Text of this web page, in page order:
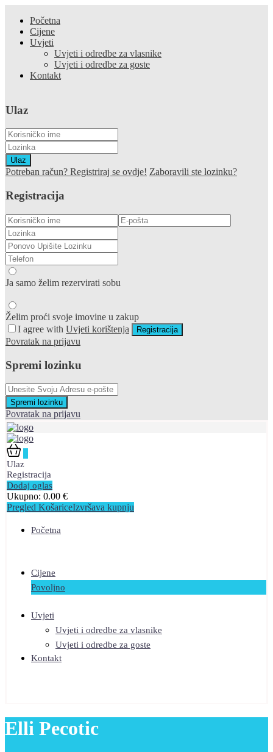
Početna
Cijene
Uvjeti
Uvjeti i odredbe za vlasnike
Uvjeti i odredbe za goste
Kontakt
Ulaz
Ulaz
Potreban račun? Registriraj se ovdje! Zaboravili ste lozinku?
Registracija
Ja samo želim rezervirati sobu
Želim proći svoje imovine u zakup
I agree with Uvjeti korištenja Registracija
Povratak na prijavu
Spremi lozinku
Spremi lozinku
Povratak na prijavu
Ulaz
Registracija
Dodaj oglas
Ukupno: 0.00 €
Pregled KošariceIzvršava kupnju
Početna
Cijene
Povoljno
Uvjeti
Uvjeti i odredbe za vlasnike
Uvjeti i odredbe za goste
Kontakt
Elli Pecotic